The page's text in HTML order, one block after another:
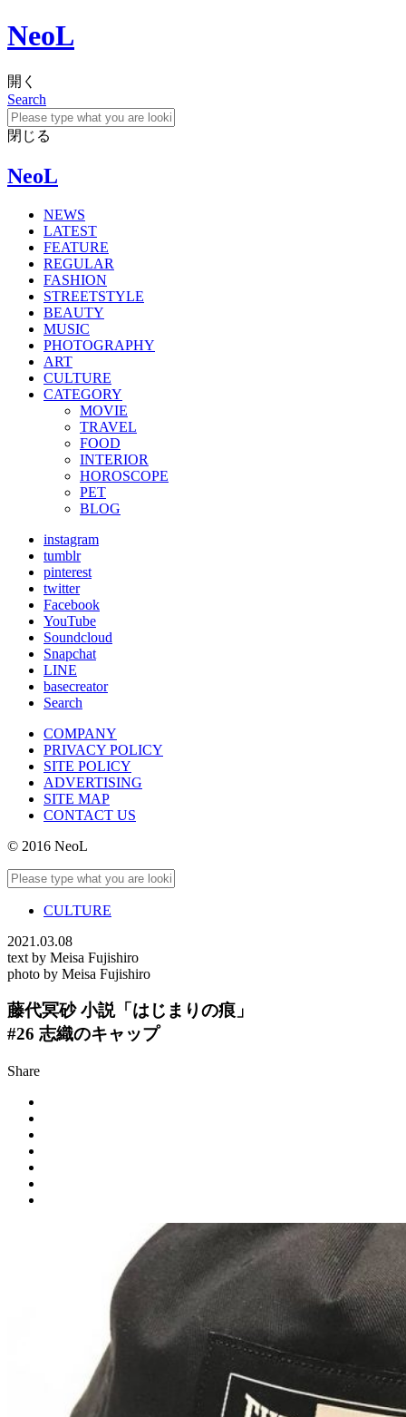
NeoL
開く
Search
閉じる
NeoL
NEWS
LATEST
FEATURE
REGULAR
FASHION
STREETSTYLE
BEAUTY
MUSIC
PHOTOGRAPHY
ART
CULTURE
CATEGORY
MOVIE
TRAVEL
FOOD
INTERIOR
HOROSCOPE
PET
BLOG
instagram
tumblr
pinterest
twitter
Facebook
YouTube
Soundcloud
Snapchat
LINE
basecreator
Search
COMPANY
PRIVACY POLICY
SITE POLICY
ADVERTISING
SITE MAP
CONTACT US
© 2016 NeoL
CULTURE
2021.03.08
text by Meisa Fujishiro
photo by Meisa Fujishiro
藤代冥砂 小説「はじまりの痕」
#26 志織のキャップ
Share